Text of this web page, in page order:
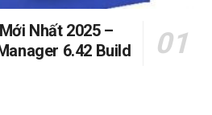
Nhất 2025 –
6.42 Build